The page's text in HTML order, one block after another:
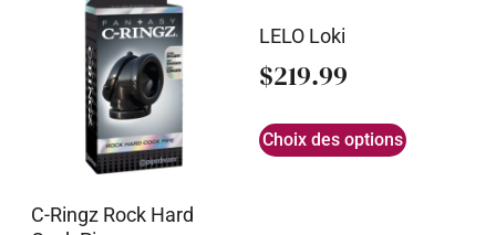
C-Ringz Rock Hard
LELO Loki
$219.99
Choix des options